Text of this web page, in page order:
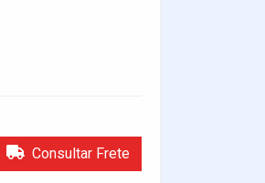
Consultar Frete